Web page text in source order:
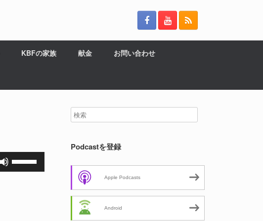
KBFの家族 献金 お問い合わせ
Podcastを登録
Apple Podcasts
Android